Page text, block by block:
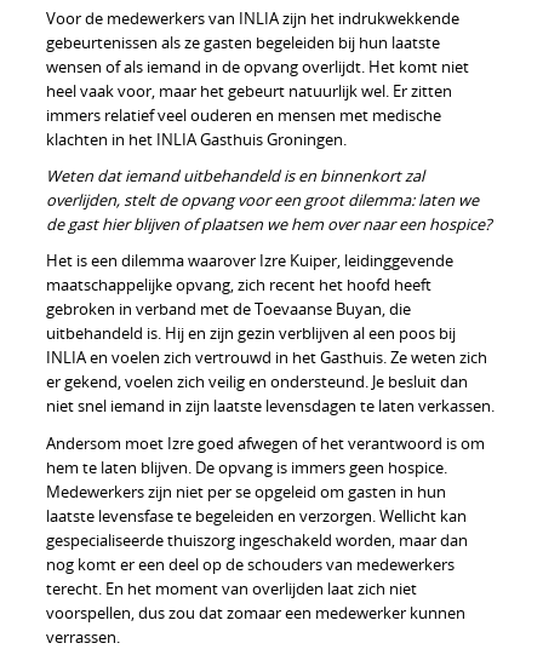
Voor de medewerkers van INLIA zijn het indrukwekkende
gebeurtenissen als ze gasten begeleiden bij hun laatste
wensen of als iemand in de opvang overlijdt. Het komt niet
heel vaak voor, maar het gebeurt natuurlijk wel. Er zitten
immers relatief veel ouderen en mensen met medische
klachten in het INLIA Gasthuis Groningen.
Weten dat iemand uitbehandeld is en binnenkort zal
overlijden, stelt de opvang voor een groot dilemma: laten we
de gast hier blijven of plaatsen we hem over naar een hospice?
Het is een dilemma waarover Izre Kuiper, leidinggevende
maatschappelijke opvang, zich recent het hoofd heeft
gebroken in verband met de Toevaanse Buyan, die
uitbehandeld is. Hij en zijn gezin verblijven al een poos bij
INLIA en voelen zich vertrouwd in het Gasthuis. Ze weten zich
er gekend, voelen zich veilig en ondersteund. Je besluit dan
niet snel iemand in zijn laatste levensdagen te laten verkassen.
Andersom moet Izre goed afwegen of het verantwoord is om
hem te laten blijven. De opvang is immers geen hospice.
Medewerkers zijn niet per se opgeleid om gasten in hun
laatste levensfase te begeleiden en verzorgen. Wellicht kan
gespecialiseerde thuiszorg ingeschakeld worden, maar dan
nog komt er een deel op de schouders van medewerkers
terecht. En het moment van overlijden laat zich niet
voorspellen, dus zou dat zomaar een medewerker kunnen
verrassen.